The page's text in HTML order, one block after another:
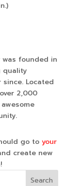
was founded in
quality
Located
2,000
go to your
create new
Search